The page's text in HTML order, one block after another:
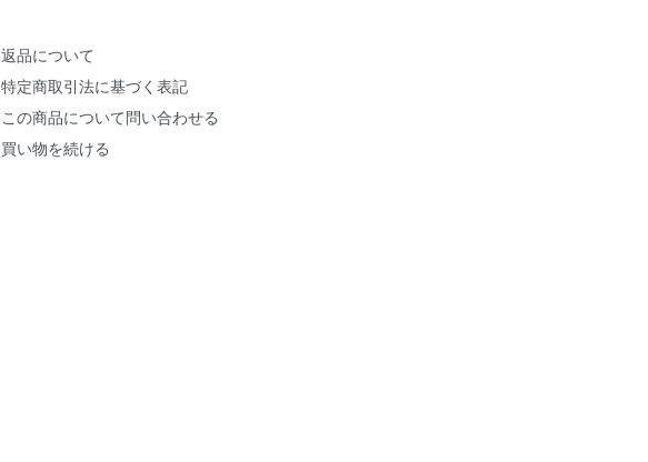
返品について
特定商取引法に基づく表記
この商品について問い合わせる
買い物を続ける